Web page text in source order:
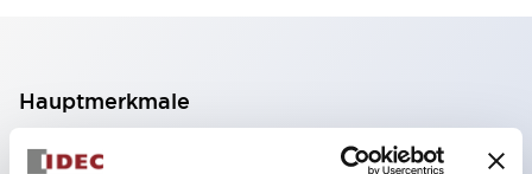
Hauptmerkmale
2-Kontakt-Block mit 2 Stufen, ermöglicht eine 4-